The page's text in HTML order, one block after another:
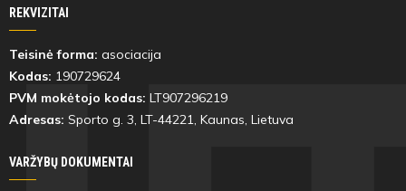
REKVIZITAI
Teisinė forma: asociacija
Kodas: 190729624
PVM mokėtojo kodas: LT907296219
Adresas: Sporto g. 3, LT-44221, Kaunas, Lietuva
VARŽYBŲ DOKUMENTAI